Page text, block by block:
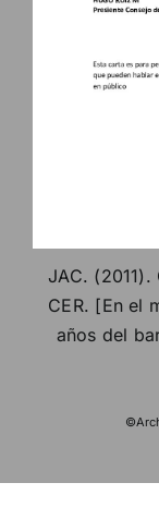
JAC.
CER. [En el
años del